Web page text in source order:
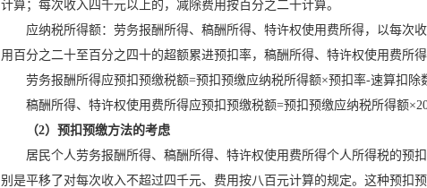
计算；每次收入四千元以上的，减除费用按百分之二十计算。
应纳税所得额：劳务报酬所得、稿酬所得、特许权使用费所得，以每次
用百分之二十至百分之四十的超额累进预扣率，稿酬所得、特许权使用费所
劳务报酬所得应预扣预缴税额=预扣预缴应纳税所得额×预扣率-速算扣除
稿酬所得、特许权使用费所得应预扣预缴税额=预扣预缴应纳税所得额
（2）预扣预缴方法的考虑
居民个人劳务报酬所得、稿酬所得、特许权使用费所得个人所得税的预
别是平移了对每次收入不超过四千元、费用按八百元计算的规定。这种预扣